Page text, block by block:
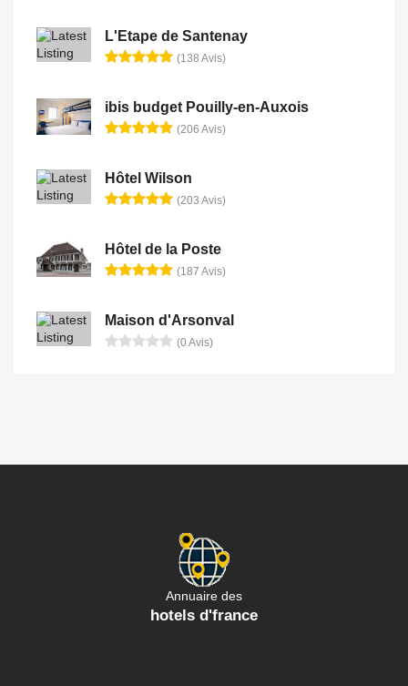
L'Etape de Santenay
(138 Avis)
ibis budget Pouilly-en-Auxois
(206 Avis)
Hôtel Wilson
(203 Avis)
Hôtel de la Poste
(187 Avis)
Maison d'Arsonval
(0 Avis)
Annuaire des
hotels d'france